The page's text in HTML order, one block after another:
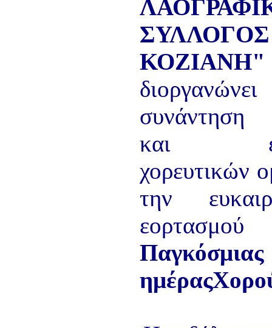
ΚΟΖΙΑΝΗ"
συνάντηση
και
χορευτικών
την
Παγκόσμιας